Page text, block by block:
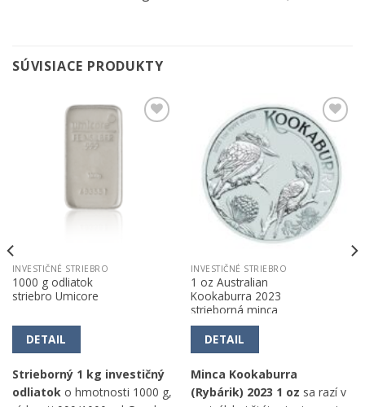
SÚVISIACE PRODUKTY
INVESTIČNÉ STRIEBRO
1000 g odliatok
striebro Umicore
DETAIL
Strieborný 1 kg investičný
odliatok o hmotnosti 1000 g,
Pridať k
obľúbeným
INVESTIČNÉ STRIEBRO
1 oz Australian
Kookaburra 2023
strieborná minca
DETAIL
Minca Kookaburra
(Rybárik) 2023 1 oz sa razí v